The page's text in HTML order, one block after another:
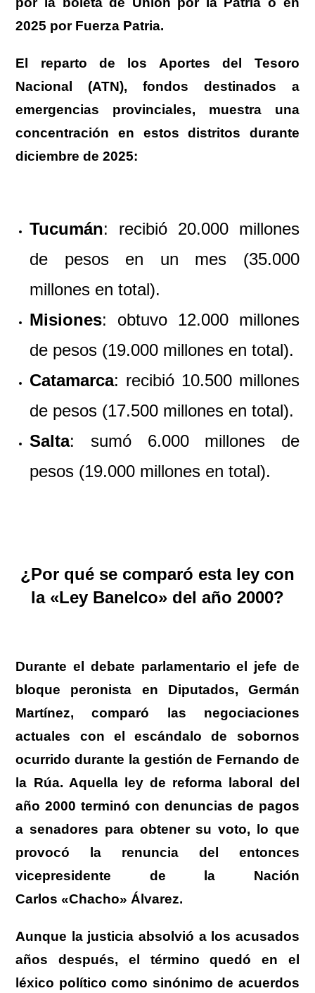
2025 por Fuerza Patria.
El reparto de los Aportes del Tesoro
Nacional (ATN), fondos destinados a
emergencias provinciales, muestra una
concentración en estos distritos durante
diciembre de 2025:
Tucumán: recibió 20.000 millones
de pesos en un mes (35.000
millones en total).
Misiones: obtuvo 12.000 millones
de pesos (19.000 millones en total).
Catamarca: recibió 10.500 millones
de pesos (17.500 millones en total).
Salta: sumó 6.000 millones de
pesos (19.000 millones en total).
¿Por qué se comparó esta ley con
la «Ley Banelco» del año 2000?
Durante el debate parlamentario el jefe de
bloque peronista en Diputados, Germán
Martínez, comparó las negociaciones
actuales con el escándalo de sobornos
ocurrido durante la gestión de Fernando de
la Rúa. Aquella ley de reforma laboral del
año 2000 terminó con denuncias de pagos
a senadores para obtener su voto, lo que
provocó la renuncia del entonces
vicepresidente de la Nación
Carlos «Chacho» Álvarez.
Aunque la justicia absolvió a los acusados
años después, el término quedó en el
léxico político como sinónimo de acuerdos